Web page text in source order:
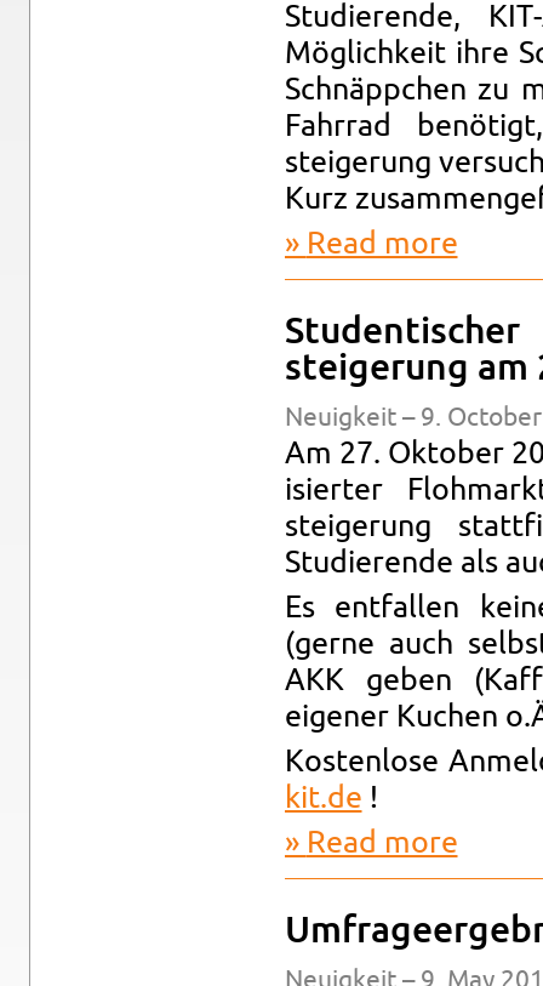
Studierende,
Möglichkeit ihre
Schnäppchen zu
Fahrrad
steigerung
Kurz
Read more
steigerung am
Neuigkeit – 9.
Am 27. Ok­to­ber
isierter
steigerung
Studierende als
Es ent­fallen
(gerne auch
AKK geben
eigener Kuchen
Kosten­lose
kit.​de !
Read more
Neuigkeit – 9. May